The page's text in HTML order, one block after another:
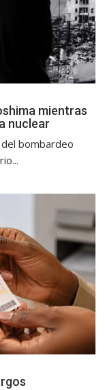
mientras
nuclear
bombardeo